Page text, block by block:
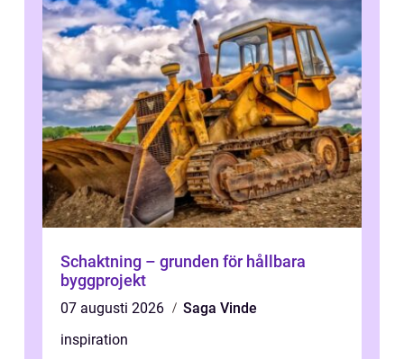
Schaktning – grunden för hållbara
byggprojekt
07 augusti 2026
Saga Vinde
inspiration